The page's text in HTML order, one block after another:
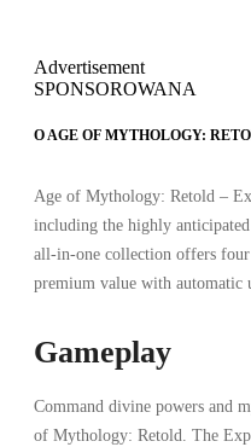
Advertisement
SPONSOROWANA
O AGE OF MYTHOLOGY:
Age of Mythology: Retold –
including the highly
all-in-one collection offers four
premium value with automatic
Gameplay
Command divine powers and
of Mythology: Retold. The